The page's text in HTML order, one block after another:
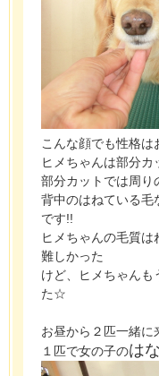
こんな顔でも性格
ヒメちゃんは部分カ
部分カットでは周り
背中のはねている毛
です!!
ヒメちゃんの毛質
難しかった
けど、ヒメちゃんも
た☆
お昼から２匹一緒に
１匹で女の子のはな